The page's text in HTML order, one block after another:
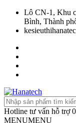
Lô CN-1, Khu
Bình, Thành
Hotline tư vấn hỗ trợ
MENUMENU